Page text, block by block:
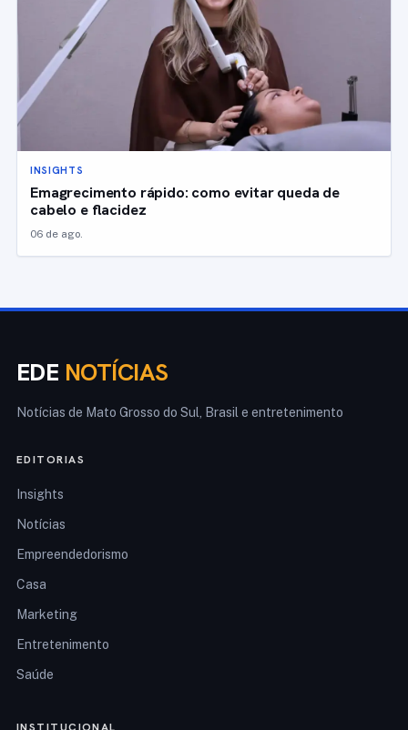
INSIGHTS
Emagrecimento rápido: como evitar queda de
cabelo e flacidez
06 de ago.
EDE NOTÍCIAS
Notícias de Mato Grosso do Sul, Brasil e entretenimento
EDITORIAS
Insights
Notícias
Empreendedorismo
Casa
Marketing
Entretenimento
Saúde